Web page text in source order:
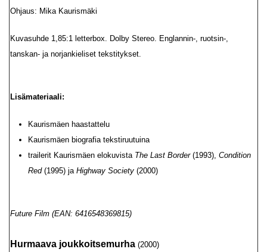
Ohjaus: Mika Kaurismäki
Kuvasuhde 1,85:1 letterbox. Dolby Stereo. Englannin-, ruotsin-,
tanskan- ja norjankieliset tekstitykset.
Lisämateriaali:
Kaurismäen haastattelu
Kaurismäen biografia tekstiruutuina
trailerit Kaurismäen elokuvista The Last Border (1993), Condition
Red (1995) ja Highway Society (2000)
Future Film (EAN: 6416548369815)
Hurmaava joukkoitsemurha (2000)